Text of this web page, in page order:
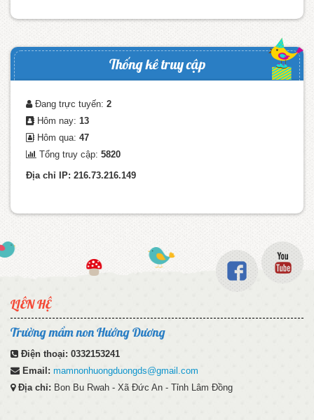
Thống kê truy cập
Đang trực tuyến: 2
Hôm nay: 13
Hôm qua: 47
Tổng truy cập: 5820
Địa chỉ IP: 216.73.216.149
LIÊN HỆ
Trường mầm non Hướng Dương
Điện thoại: 0332153241
Email: mamnonhuongduongds@gmail.com
Địa chỉ: Bon Bu Rwah - Xã Đức An - Tỉnh Lâm Đồng